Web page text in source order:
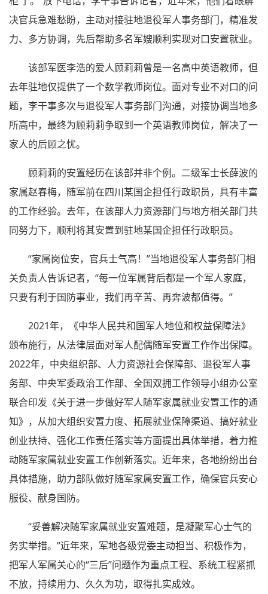
决官兵急难愁盼，主动对接驻地退役军人事务部门，精准发
力、多方协调，先后帮助多名军嫂顺利实现对口安置就业。
该部军医李浩的爱人顾莉莉曾是一名高中英语教师，但
去年驻地仅提供了一个数学教师岗位。面对专业不对口的问
题，李干事多次与退役军人事务部门沟通，对接协调当地多
所高中，最终为顾莉莉争取到一个英语教师岗位，解决了一
家人的后顾之忧。
顾莉莉的安置经历在该部并非个例。二级军士长薛波的
家属赵春梅，随军前在四川某国企担任行政职员，具有丰富
的工作经验。去年，在该部人力资源部门与地方相关部门共
同努力下，顺利将其安置到驻地某国企担任行政职员。
“家属岗位安，官兵士气高！”当地退役军人事务部门相
关负责人告诉记者，“每一位军属背后都是一个军人家庭，
只要有利于国防事业，我们再辛苦、再奔波都值得。”
2021年，《中华人民共和国军人地位和权益保障法》
颁布施行，从法律层面对军人配偶随军安置工作作出保障。
2022年，中央组织部、人力资源社会保障部、退役军人事
务部、中央军委政治工作部、全国双拥工作领导小组办公室
联合印发《关于进一步做好军人随军家属就业安置工作的通
知》，从加大组织安置力度、拓展就业保障渠道、搞好就业
创业扶持、强化工作责任落实等方面提出具体举措，着力推
动随军家属就业安置工作创新落实。近年来，各地纷纷出台
具体措施，助力部队做好随军家属安置工作，确保官兵安心
服役、献身国防。
“妥善解决随军家属就业安置难题，是凝聚军心士气的
务实举措。”近年来，军地各级党委主动担当、积极作为，
把军人军属关心的“三后”问题作为重点工程、系统工程紧抓
不放，持续用力、久久为功，取得扎实成效。